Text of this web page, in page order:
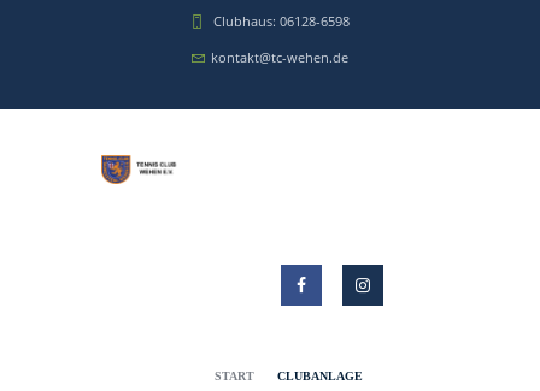
Clubhaus: 06128-6598
kontakt@tc-wehen.de
START CLUBANLAGE